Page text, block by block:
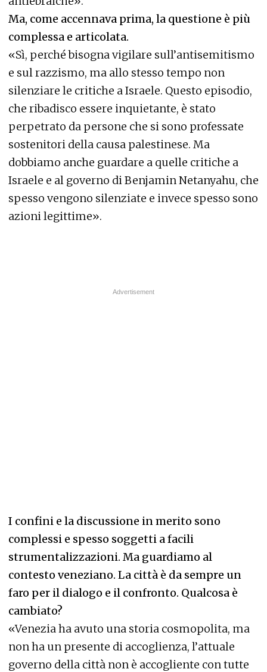
Ma, come accennava prima, la questione è più
complessa e articolata.
«Sì, perché bisogna vigilare sull’antisemitismo
e sul razzismo, ma allo stesso tempo non
silenziare le critiche a Israele. Questo episodio,
che ribadisco essere inquietante, è stato
perpetrato da persone che si sono professate
sostenitori della causa palestinese. Ma
dobbiamo anche guardare a quelle critiche a
Israele e al governo di Benjamin Netanyahu, che
spesso vengono silenziate e invece spesso sono
azioni legittime».
I confini e la discussione in merito sono
complessi e spesso soggetti a facili
strumentalizzazioni. Ma guardiamo al
contesto veneziano. La città è da sempre un
faro per il dialogo e il confronto. Qualcosa è
cambiato?
«Venezia ha avuto una storia cosmopolita, ma
non ha un presente di accoglienza, l’attuale
governo della città non è accogliente con tutte